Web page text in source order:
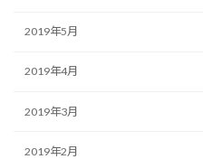
2019年5月
2019年4月
2019年3月
2019年2月